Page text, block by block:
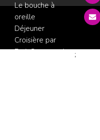
Le bouche à
oreille
Déjeuner
Croisière par
ParisGourmand
;